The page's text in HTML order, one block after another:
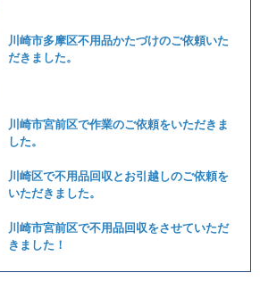
川崎市多摩区不用品かたづけのご依頼いた
だきました。
川崎市宮前区で作業のご依頼をいただきま
した。
川崎区で不用品回収とお引越しのご依頼を
いただきました。
川崎市宮前区で不用品回収をさせていただ
きました！